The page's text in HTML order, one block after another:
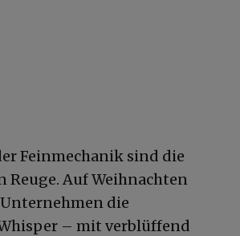
Feinmechanik sind die
Reuge. Auf Weihnachten
die
– mit verblüffend